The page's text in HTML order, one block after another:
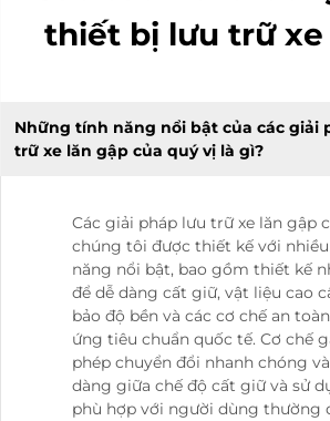
thiết bị lưu trữ xe
Những tính năng nổi bật của các giải
trữ xe lăn gập của quý vị là gì?
Các giải pháp lưu trữ xe lăn gập
chúng tôi được thiết kế với
năng nổi bật, bao gồm thiết kế
để dễ dàng cất giữ, vật liệu cao
bảo độ bền và các cơ chế an
ứng tiêu chuẩn quốc tế. Cơ chế
phép chuyển đổi nhanh chóng
dàng giữa chế độ cất giữ và sử
phù hợp với người dùng thường